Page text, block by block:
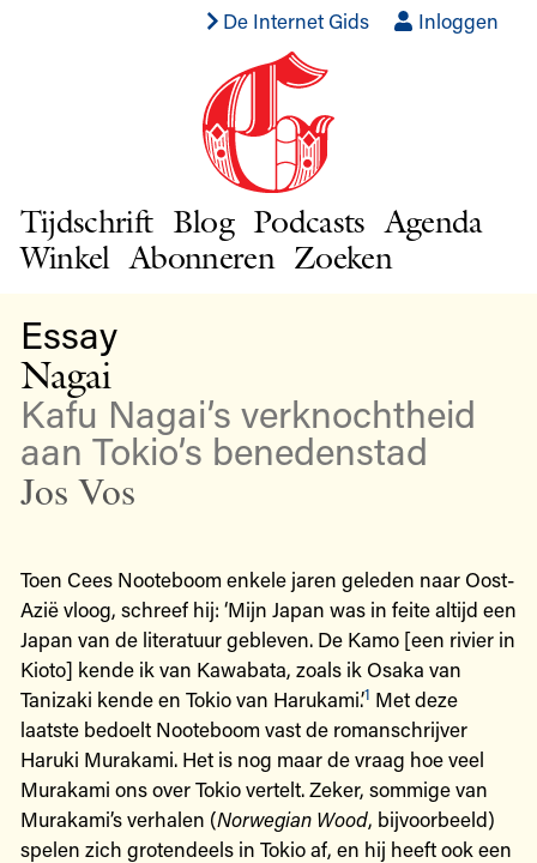
De Internet Gids Inloggen
Tijdschrift Blog Podcasts Agenda
Winkel Abonneren Zoeken
Essay
Nagai
Kafu Nagai’s verknochtheid
aan Tokio’s benedenstad
Jos Vos
Toen Cees Nooteboom enkele jaren geleden naar Oost-
Azië vloog, schreef hij: ‘Mijn Japan was in feite altijd een
Japan van de literatuur gebleven. De Kamo [een rivier in
Kioto] kende ik van Kawabata, zoals ik Osaka van
Tanizaki kende en Tokio van Harukami.’1 Met deze
laatste bedoelt Nooteboom vast de romanschrijver
Haruki Murakami. Het is nog maar de vraag hoe veel
Murakami ons over Tokio vertelt. Zeker, sommige van
Murakami’s verhalen (Norwegian Wood, bijvoorbeeld)
spelen zich grotendeels in Tokio af, en hij heeft ook een